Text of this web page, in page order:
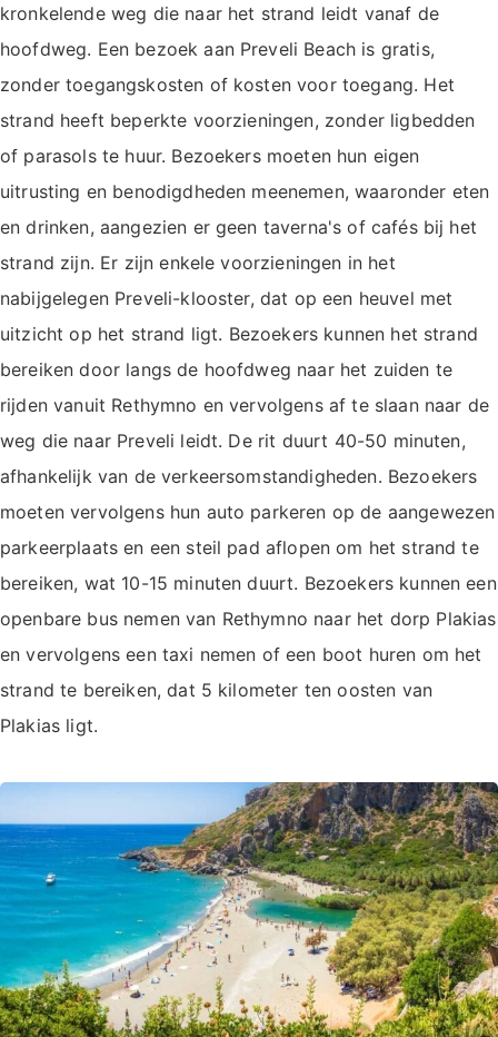
kronkelende weg die naar het strand leidt vanaf de
hoofdweg. Een bezoek aan Preveli Beach is gratis,
zonder toegangskosten of kosten voor toegang. Het
strand heeft beperkte voorzieningen, zonder ligbedden
of parasols te huur. Bezoekers moeten hun eigen
uitrusting en benodigdheden meenemen, waaronder eten
en drinken, aangezien er geen taverna's of cafés bij het
strand zijn. Er zijn enkele voorzieningen in het
nabijgelegen Preveli-klooster, dat op een heuvel met
uitzicht op het strand ligt. Bezoekers kunnen het strand
bereiken door langs de hoofdweg naar het zuiden te
rijden vanuit Rethymno en vervolgens af te slaan naar de
weg die naar Preveli leidt. De rit duurt 40-50 minuten,
afhankelijk van de verkeersomstandigheden. Bezoekers
moeten vervolgens hun auto parkeren op de aangewezen
parkeerplaats en een steil pad aflopen om het strand te
bereiken, wat 10-15 minuten duurt. Bezoekers kunnen een
openbare bus nemen van Rethymno naar het dorp Plakias
en vervolgens een taxi nemen of een boot huren om het
strand te bereiken, dat 5 kilometer ten oosten van
Plakias ligt.